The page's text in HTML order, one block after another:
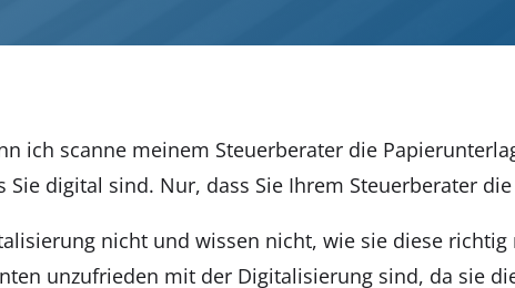
ich scan­ne mei­nem Steu­er­be­ra­ter die
digi­tal sind. Nur, dass Sie Ihrem Steu­er­be­ra­ter
nicht und wis­sen nicht, wie sie die­se rich­tig
unzu­frie­den mit der Digi­ta­li­sie­rung sind, da sie